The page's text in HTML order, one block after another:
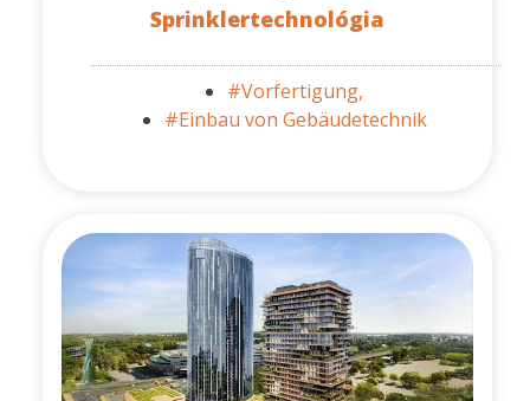
Sprinklertechnológia
#Vorfertigung,
#Einbau von Gebäudetechnik